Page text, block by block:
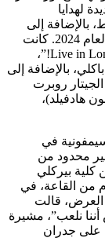
لهدايا
إلى
لعام 2024. كانت
التجربة ناجحة بما يكفي لإنتاج الألبوم الحي “Live in London!”،
بالإضافة إلى
روبرت
هادفيلد)،
في
محدود من
بيركلي
من القاعة، في
العرض، قالت
أننا نلعب”، مشيرة
على جدران